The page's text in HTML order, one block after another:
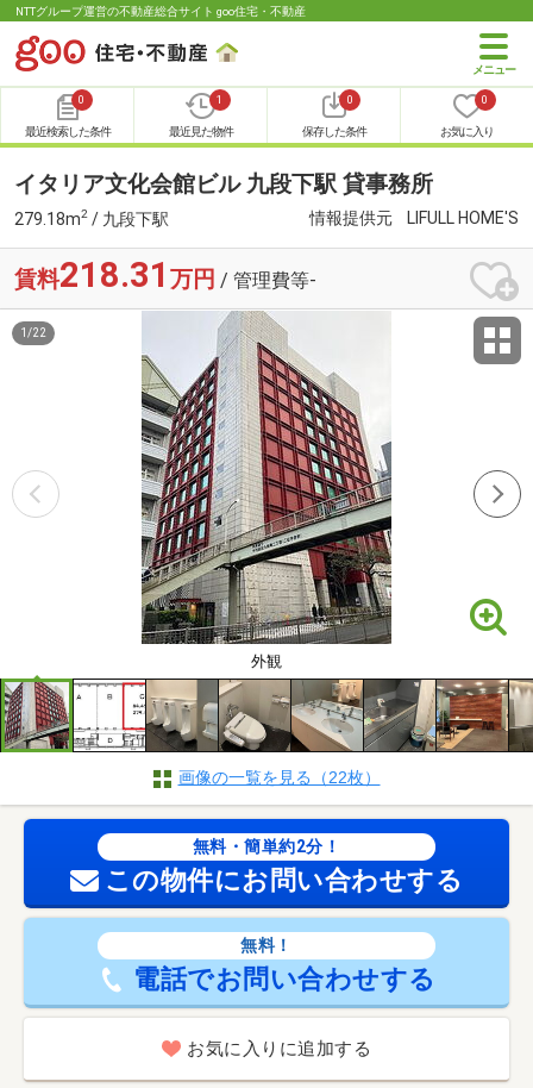
NTTグループ運営の不動産総合サイト goo住宅・不動産
0
最近検索した条件
1
最近見た物件
0
保存した条件
0
お気に入り
イタリア文化会館ビル 九段下駅 貸事務所
279.18m2 / 九段下駅 情報提供元 LIFULL HOME'S
賃料218.31 万円 / 管理費等-
外観
1 /22
画像の一覧を見る（22枚）
無料・簡単約2分！
この物件にお問い合わせする
無料！
電話でお問い合わせする
お気に入りに追加する